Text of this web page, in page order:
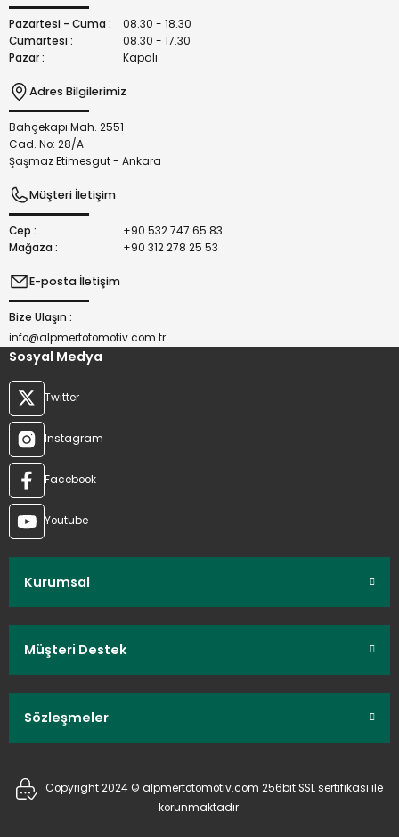
Bu ürüne benzer farklı alternatifler olmalı.
Pazartesi - Cuma :
08.30 - 18.30
Cumartesi :
08.30 - 17.30
Pazar :
Kapalı
Adres Bilgilerimiz
Bahçekapı Mah. 2551
Cad. No: 28/A
Şaşmaz Etimesgut - Ankara
Müşteri İletişim
Cep :
+90 532 747 65 83
Mağaza :
+90 312 278 25 53
E-posta İletişim
Bize Ulaşın :
info@alpmertotomotiv.com.tr
Sosyal Medya
Twitter
Instagram
Facebook
Youtube
Kurumsal
Müşteri Destek
Sözleşmeler
Copyright 2024 © alpmertotomotiv.com 256bit SSL sertifikası ile
korunmaktadır.